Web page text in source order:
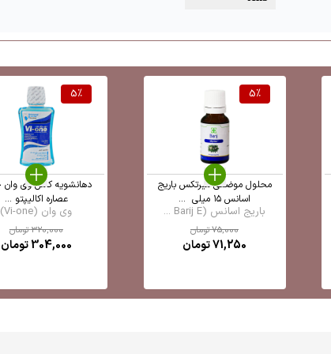
5%
محلول موضعی میرتکس باریج
اسانس ۱۵ میلی ‎ ...
باریج اسانس (Barij E ...
75,000تومان
71,250تومان
5%
دهانشویه کامل وی وان
عصاره اکالیپتو ...
وی وان (Vi-one)
320,000تومان
304,000تومان